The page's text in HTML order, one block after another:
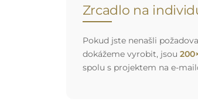
Zrcadlo na
Pokud jste nenašli
dokážeme vyrobit, jsou
spolu s projektem na e-